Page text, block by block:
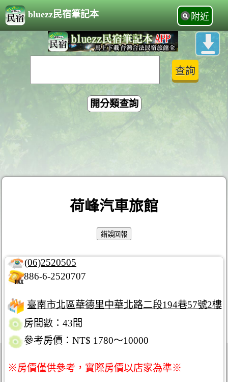
bluezz民宿筆記本 附近
開分類查詢
荷峰汽車旅館
(06)2520505
886-6-2520707
臺南市北區華德里中華北路二段194巷57號2樓
房間數：43間
參考房價：NT$ 1780～10000
※房價僅供參考，實際房價以店家為準※